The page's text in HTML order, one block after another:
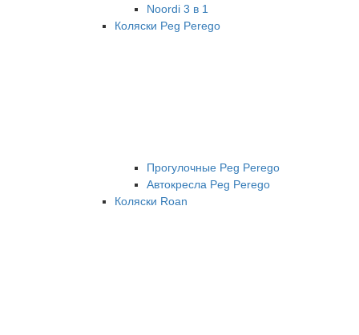
Noordi 3 в 1
Коляски Peg Perego
Прогулочные Peg Perego
Автокресла Peg Perego
Коляски Roan